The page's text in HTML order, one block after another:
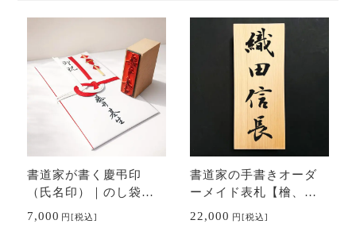
書道家が書く慶弔印
（氏名印）｜のし袋に
最適な直筆風お名前ス
7,000 円[税込]
書道家の手書きオーダ
ーメイド表札【檜、
桧、ヒノキ】
22,000 円[税込]